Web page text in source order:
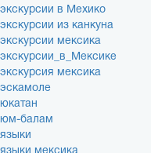
экскурсии в Мехико
экскурсии из канкуна
экскурсии мексика
экскурсии_в_Мексике
экскурсия мексика
эскамоле
юкатан
юм-балам
языки